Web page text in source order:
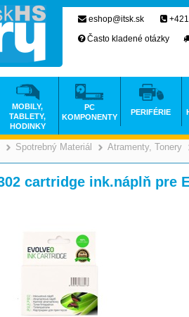
>
Spotrebný Materiál >
Atramenty, Tonery
cartridge ink.náplň pre
eshop@itsk.sk
Často kladené otázky
MOBILY,
TABLETY,
HODINKY
PC
KOMPONENTY
PERIFÉRIE